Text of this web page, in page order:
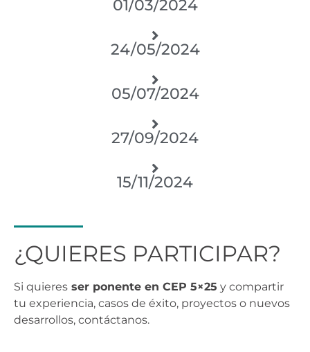
01/03/2024
24/05/2024
05/07/2024
27/09/2024
15/11/2024
¿QUIERES PARTICIPAR?
Si quieres ser ponente en CEP 5×25 y compartir
tu experiencia, casos de éxito, proyectos o nuevos
desarrollos, contáctanos.